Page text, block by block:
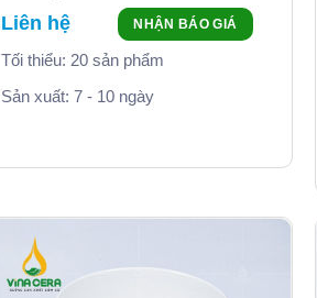
Liên hệ
Tối thiểu: 20 sản phẩm
Sản xuất: 7 - 10 ngày
NHẬN BÁO GIÁ